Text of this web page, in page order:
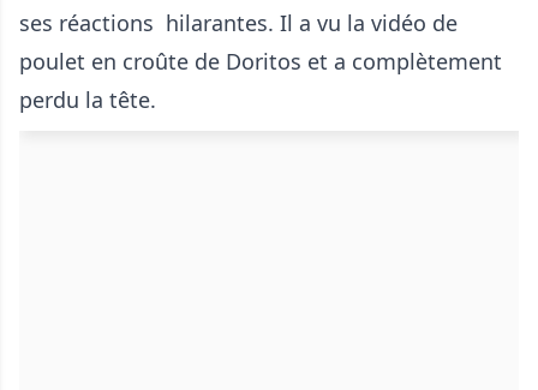
ses réactions hilarantes. Il a vu la vidéo de
poulet en croûte de Doritos et a complètement
perdu la tête.